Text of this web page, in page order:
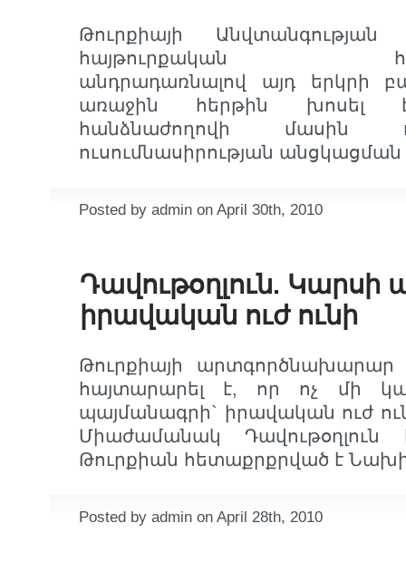
Թուրքիայի
հայթուրքական
անդրադառնալով այդ երկրի
առաջին հերթին խոսել
հանձնաժողովի մասին
ուսումնասիրության անցկացման
Posted by admin on April 30th, 2010
Դավութօղլուն. Կարսի
իրավական ուժ ունի
Թուրքիայի արտգործնախարար
հայտարարել է, որ ոչ մի
պայմանագրի` իրավական ուժ
Միաժամանակ
Թուրքիան հետաքրքրված է
Posted by admin on April 28th, 2010